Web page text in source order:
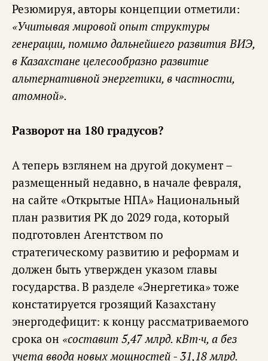
Резюмируя, авторы концепции отметили:
«Учитывая мировой опыт структуры
генерации, помимо дальнейшего развития ВИЭ,
в Казахстане целесообразно развитие
альтернативной энергетики, в частности,
атомной».
Разворот на 180 градусов?
А теперь взглянем на другой документ –
размещенный недавно, в начале февраля,
на сайте «Открытые НПА» Национальный
план развития РК до 2029 года, который
подготовлен Агентством по
стратегическому развитию и реформам и
должен быть утвержден указом главы
государства. В разделе «Энергетика» тоже
констатируется грозящий Казахстану
энергодефицит: к концу рассматриваемого
срока он «составит 5,47 млрд. кВт∙ч, а без
учета ввода новых мощностей - 31,18 млрд.